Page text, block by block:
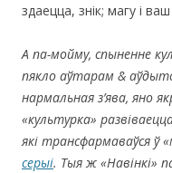
здаецца, знік; магу і
А па-мойму, спыненне
пякло аўтарам &
нармальная з’ява, яно
«культурка»
які трансфармаваўся ў
серыі. Тыя ж «Навінкі»